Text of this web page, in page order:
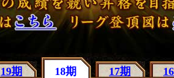
19期 18期 17期